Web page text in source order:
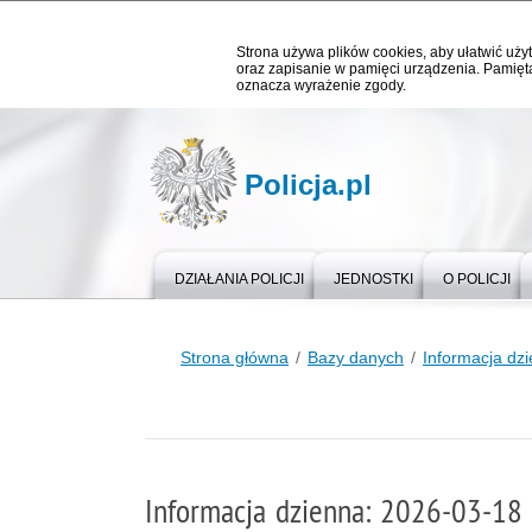
Strona używa plików cookies, aby ułatwić
oraz zapisanie w pamięci urządzenia.
oznacza wyrażenie zgody.
Policja.pl
DZIAŁANIA POLICJI JEDNOSTKI O POLICJI
Strona główna Bazy danych Informacja
Informacja dzienna: 2026-03-18